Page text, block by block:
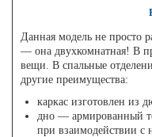
Данная модель не просто
— она двухкомнатная! В
вещи. В спальные
другие преимущества:
каркас изготовлен из
дно — армированный
при взаимодействии с